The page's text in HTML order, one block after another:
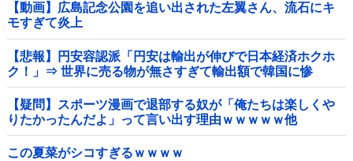
【動画】広島記念公園を追い出された左翼さん、流石にキ
モすぎて炎上
【悲報】円安容認派「円安は輸出が伸びで日本経済ホクホ
ク！」⇒ 世界に売る物が無さすぎて輸出額で韓国に惨
敗・・・
【疑問】スポーツ漫画で退部する奴が「俺たちは楽しくや
りたかったんだよ」って言い出す理由ｗｗｗｗｗ他
この夏菜がシコすぎるｗｗｗｗ